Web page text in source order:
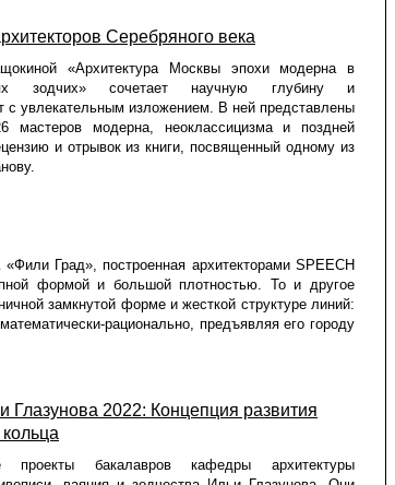
Серебряного века
«Архитектура Москвы эпохи модерна в
зодчих» сочетает научную глубину и
с увлекательным изложением. В ней представлены
мастеров модерна, неоклассицизма и поздней
и отрывок из книги, посвященный одному из
Град», построенная архитекторами SPEECH
формой и большой плотностью. То и другое
замкнутой форме и жесткой структуре линий:
рационально, предъявляя его городу
Глазунова 2022: Концепция развития
проекты бакалавров кафедры архитектуры